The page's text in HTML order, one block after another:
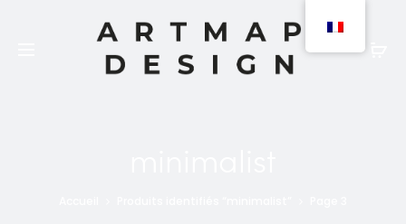
papier (expédition 2 à 3 jours) ou numérique
(téléchargement).